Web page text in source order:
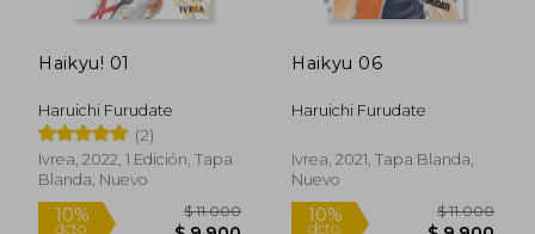
Haikyu! 01
Haruichi Furudate
(2)
Ivrea, 2022, 1 Edición, Tapa
Blanda, Nuevo
Haikyu 06
Haruichi Furudate
Ivrea, 2021, Tapa Blanda,
Nuevo